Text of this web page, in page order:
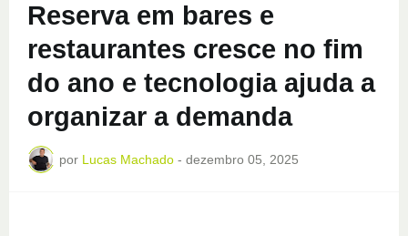
Reserva em bares e
restaurantes cresce no fim
do ano e tecnologia ajuda a
organizar a demanda
por Lucas Machado - dezembro 05, 2025